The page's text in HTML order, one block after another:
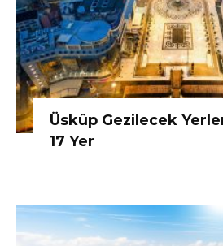
Üsküp Gezilecek
17 Yer